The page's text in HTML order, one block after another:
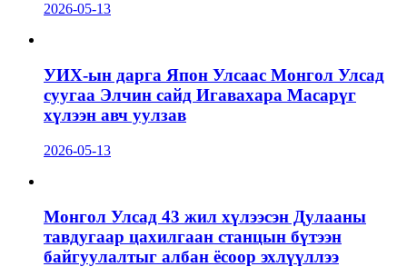
2026-05-13
УИХ-ын дарга Япон Улсаас Монгол Улсад
суугаа Элчин сайд Игавахара Масарүг
хүлээн авч уулзав
2026-05-13
Монгол Улсад 43 жил хүлээсэн Дулааны
тавдугаар цахилгаан станцын бүтээн
байгуулалтыг албан ёсоор эхлүүллээ